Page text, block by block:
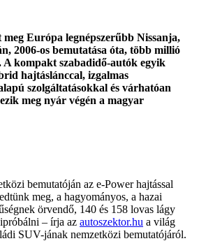
Európa legnépszerűbb Nissanja,
2006-os bemutatása óta, több millió
A kompakt szabadidő-autók egyik
hajtáslánccal, izgalmas
szolgáltatásokkal és várhatóan
meg nyár végén a magyar
bemutatóján az e-Power hajtással
meg, a hagyományos, a hazai
örvendő, 140 és 158 lovas lágy
– írja az autoszektor.hu a világ
SUV-jának nemzetközi bemutatójáról.